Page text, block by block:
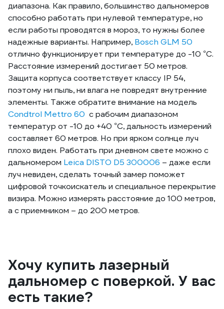
диапазона. Как правило, большинство дальномеров
способно работать при нулевой температуре, но
если работы проводятся в мороз, то нужны более
надежные варианты. Например, Bosch GLM 50
отлично функционирует при температуре до -10 °С.
Расстояние измерений достигает 50 метров.
Защита корпуса соответствует классу IP 54,
поэтому ни пыль, ни влага не повредят внутренние
элементы. Также обратите внимание на модель
Condtrol Mettro 60 с рабочим диапазоном
температур от -10 до +40 °С, дальность измерений
составляет 60 метров. Но при ярком солнце луч
плохо виден. Работать при дневном свете можно с
дальномером Leica DISTO D5 300006 – даже если
луч невиден, сделать точный замер поможет
цифровой точкоискатель и специальное перекрытие
визира. Можно измерять расстояние до 100 метров,
а с приемником – до 200 метров.
Хочу купить лазерный
дальномер с поверкой. У вас
есть такие?